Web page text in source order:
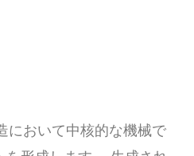
において中核的な機械で